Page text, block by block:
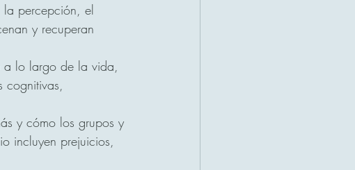
la percepción, el
y recuperan
a lo largo de la vida,
cognitivas,
y cómo los grupos y
incluyen prejuicios,